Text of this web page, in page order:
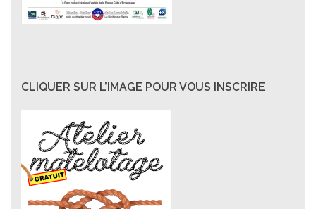
CLIQUER SUR L’IMAGE POUR VOUS INSCRIRE